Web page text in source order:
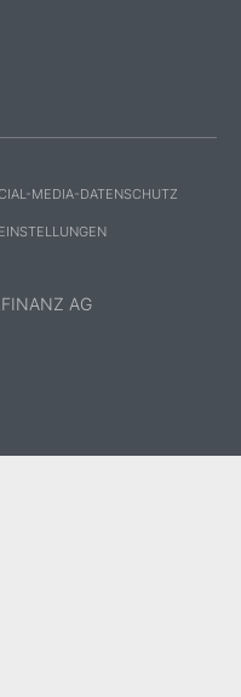
MEDIA-DATENSCHUTZ
AG